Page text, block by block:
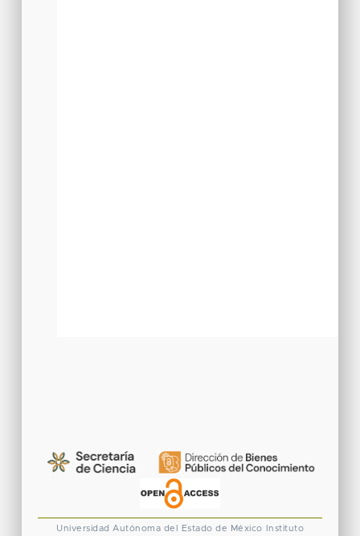
Universidad Autónoma del Estado de México Instituto